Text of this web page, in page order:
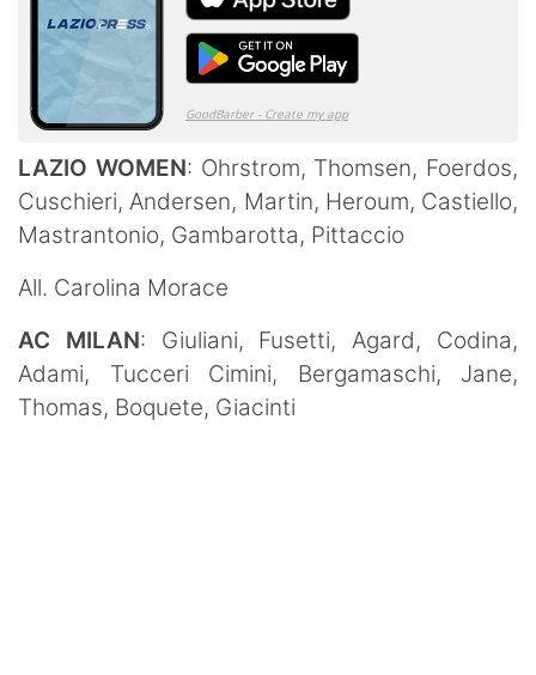
LAZIO WOMEN: Ohrstrom, Thomsen, Foerdos,
Cuschieri, Andersen, Martin, Heroum, Castiello,
Mastrantonio, Gambarotta, Pittaccio
All. Carolina Morace
AC MILAN: Giuliani, Fusetti, Agard, Codina,
Adami, Tucceri Cimini, Bergamaschi, Jane,
Thomas, Boquete, Giacinti